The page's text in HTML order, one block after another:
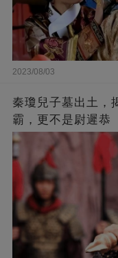
2023/08/03
秦瓊兒子墓出土，
霸，更不是尉遲恭